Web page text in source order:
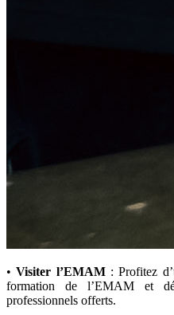
•Visiter l’EMAM: Profitez
formation de l’EMAM et
professionnels offerts.